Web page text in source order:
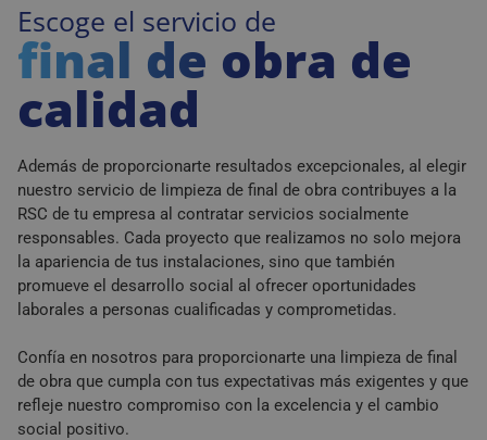
Escoge el servicio de
final de obra de
calidad
Además de proporcionarte resultados excepcionales, al elegir
nuestro servicio de limpieza de final de obra contribuyes a la
RSC de tu empresa al contratar servicios socialmente
responsables. Cada proyecto que realizamos no solo mejora
la apariencia de tus instalaciones, sino que también
promueve el desarrollo social al ofrecer oportunidades
laborales a personas cualificadas y comprometidas.
Confía en nosotros para proporcionarte una limpieza de final
de obra que cumpla con tus expectativas más exigentes y que
refleje nuestro compromiso con la excelencia y el cambio
social positivo.